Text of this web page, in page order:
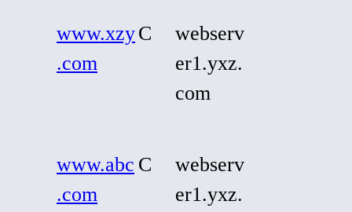
www.xzy
.com
C
webserv
er1.yxz.
com
www.abc
.com
C
webserv
er1.yxz.